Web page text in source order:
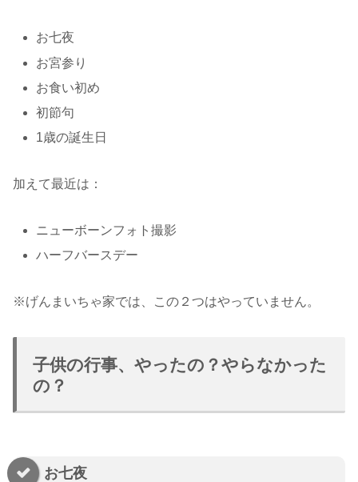
お七夜
お宮参り
お食い初め
初節句
1歳の誕生日
加えて最近は：
ニューボーンフォト撮影
ハーフバースデー
※げんまいちゃ家では、この２つはやっていません。
子供の行事、やったの？やらなかった
の？
お七夜